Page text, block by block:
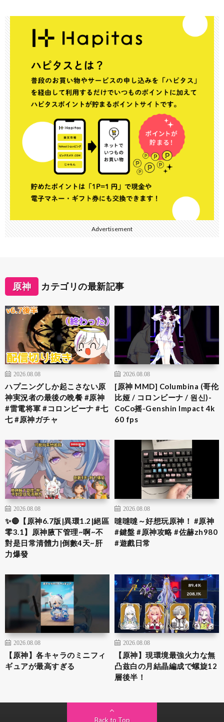
Advertisement
原神 カテゴリの最新記事
2026.08.08
ハプニングしか起こさない原
神実況者の最後の晩餐 #原神
#雷電将軍 #コロンビーナ #七
七 #原神ガチャ
2026.08.08
[原神 MMD] Columbina (哥伦
比娅 / コロンビーナ / 원신)-
CoCo摇-Genshin Impact 4k
60 fps
2026.08.08
✨🔴【原神6.7版|異環1.2|絕區
零3.1】原神腋下管理~啊~不
對是日常清體力|倒數4天~肝
力爆發
2026.08.08
噠噠噠～好想玩原神！ #原神
#鍵盤 #原神攻略 #佐赫zh980
#遊戲日常
2026.08.08
【原神】各キャラのミニフィ
ギュアが最高すぎる
2026.08.08
【原神】現環境最強火力な無
凸兹白の月結晶編成で螺旋12
層後半！
Back to Top